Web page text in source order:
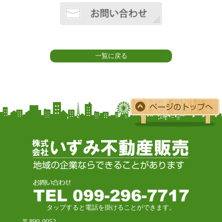
一覧に戻る
タップすると電話を掛けることができます。